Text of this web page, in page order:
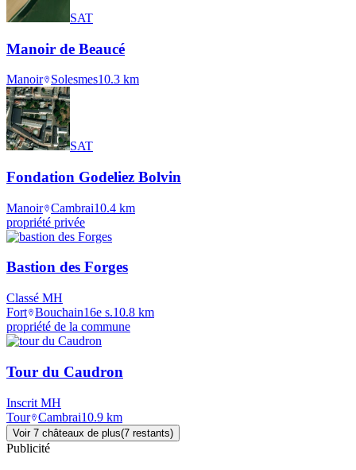
SAT
Manoir de Beaucé
Manoir Solesmes10.3 km
SAT
Fondation Godeliez Bolvin
Manoir Cambrai10.4 km
propriété privée
Bastion des Forges
Classé MH
Fort Bouchain16e s.10.8 km
propriété de la commune
Tour du Caudron
Inscrit MH
Tour Cambrai10.9 km
Voir 7 châteaux de plus(7 restants)
Publicité